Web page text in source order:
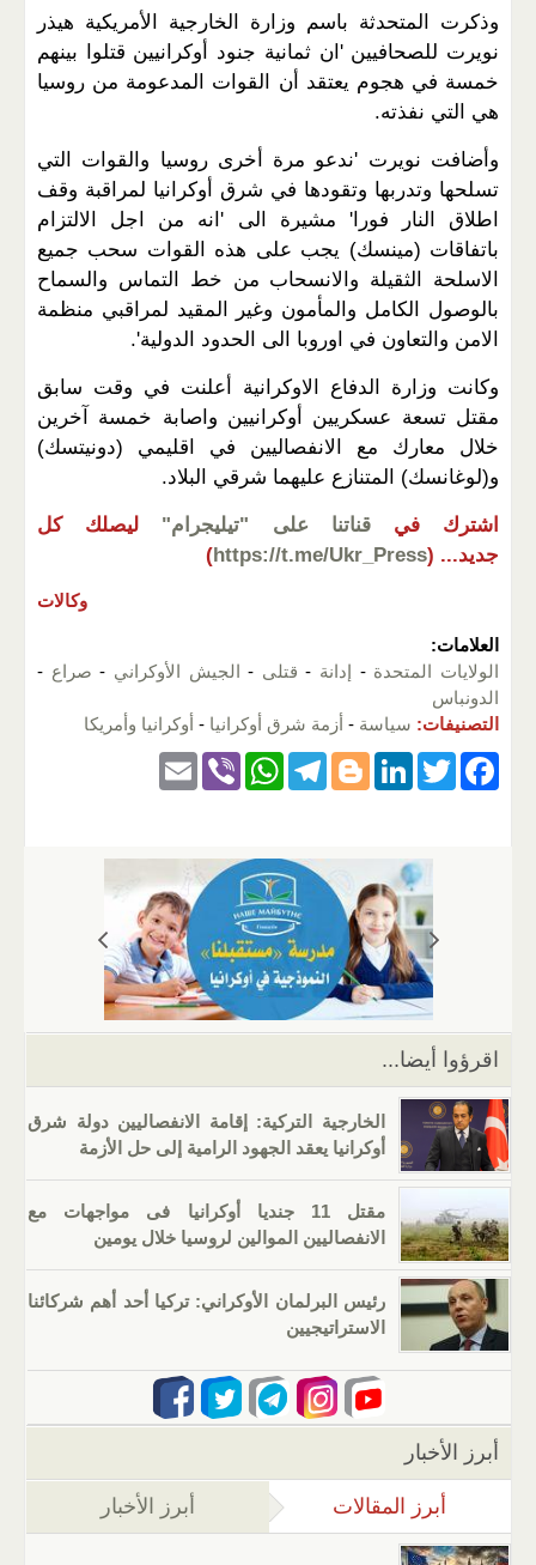
وذكرت المتحدثة باسم وزارة الخارجية الأمريكية هيذر
نويرت للصحافيين 'ان ثمانية جنود أوكرانيين قتلوا بينهم
خمسة في هجوم يعتقد أن القوات المدعومة من روسيا
هي التي نفذته.
وأضافت نويرت 'ندعو مرة أخرى روسيا والقوات التي
تسلحها وتدربها وتقودها في شرق أوكرانيا لمراقبة وقف
اطلاق النار فورا' مشيرة الى 'انه من اجل الالتزام
باتفاقات (مينسك) يجب على هذه القوات سحب جميع
الاسلحة الثقيلة والانسحاب من خط التماس والسماح
بالوصول الكامل والمأمون وغير المقيد لمراقبي منظمة
الامن والتعاون في اوروبا الى الحدود الدولية'.
وكانت وزارة الدفاع الاوكرانية أعلنت في وقت سابق
مقتل تسعة عسكريين أوكرانيين واصابة خمسة آخرين
خلال معارك مع الانفصاليين في اقليمي (دونيتسك)
و(لوغانسك) المتنازع عليهما شرقي البلاد.
اشترك في قناتنا على "تيليجرام"
ليصلك كل
جديد... (
https://t.me/Ukr_Press
)
وكالات
العلامات:
الولايات المتحدة - إدانة - قتلى - الجيش الأوكراني - صراع -
الدونباس
التصنيفات: سياسة - أزمة شرق أوكرانيا - أوكرانيا وأمريكا
F
k
T
er
Li
e
dI
n
Bl
g
er
T
gr
a
m
W
s
A
p
p
Vi
اقرؤوا أيضا...
الخارجية التركية: إقامة الانفصاليين دولة شرق
أوكرانيا يعقد الجهود الرامية إلى حل الأزمة
مقتل 11 جنديا أوكرانيا فى مواجهات مع
الانفصاليين الموالين لروسيا خلال يومين
رئيس البرلمان الأوكراني: تركيا أحد أهم شركائنا
الاستراتيجيين
أبرز الأخبار
أبرز المقالات (علامة التبويب النشطة)
أبرز الأخبار